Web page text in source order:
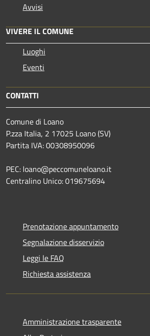
Avvisi
VIVERE IL COMUNE
Luoghi
Eventi
CONTATTI
Comune di Loano
P.zza Italia, 2 17025 Loano (SV)
Partita IVA: 00308950096
PEC: loano@peccomuneloano.it
Centralino Unico: 019675694
Prenotazione appuntamento
Segnalazione disservizio
Leggi le FAQ
Richiesta assistenza
Amministrazione trasparente